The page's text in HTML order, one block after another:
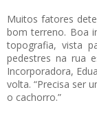
Muitos fatores
bom terreno. Boa
topografia, vista
pedestres na rua
Incorporadora,
volta. “Precisa ser
o cachorro.”